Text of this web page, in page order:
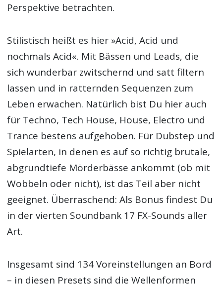
Perspektive betrachten.
Stilistisch heißt es hier »Acid, Acid und
nochmals Acid«. Mit Bässen und Leads, die
sich wunderbar zwitschernd und satt filtern
lassen und in ratternden Sequenzen zum
Leben erwachen. Natürlich bist Du hier auch
für Techno, Tech House, House, Electro und
Trance bestens aufgehoben. Für Dubstep und
Spielarten, in denen es auf so richtig brutale,
abgrundtiefe Mörderbässe ankommt (ob mit
Wobbeln oder nicht), ist das Teil aber nicht
geeignet. Überraschend: Als Bonus findest Du
in der vierten Soundbank 17 FX-Sounds aller
Art.
Insgesamt sind 134 Voreinstellungen an Bord
– in diesen Presets sind die Wellenformen